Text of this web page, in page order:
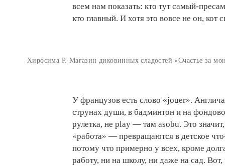
всем нам показать: кто тут самый-
кто главный. И хотя это вовсе не он, кот
Хиросима Р. Магазин диковинных сладостей «Счастье за
У французов есть слово «jouer».
струнах души, в бадминтон и на
рулетка, не play — там asobu. Это
«работа» — превращаются в детское
потому что примерно у всех, кроме
работу, ни на школу, ни даже на сад.